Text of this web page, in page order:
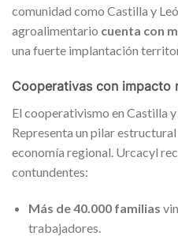
comunidad como Castilla y
agroalimentario cuenta con
una fuerte implantación
Cooperativas con impacto
El cooperativismo en Castilla
Representa un pilar
economía regional. Urcacyl
contundentes:
Más de 40.000 familias
trabajadores.